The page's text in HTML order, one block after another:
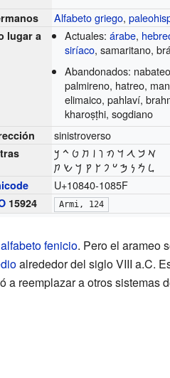
Alfabeto griego,
lugar a Actuales: árabe,
siríaco, samaritano,
Abandonados:
palmireno, hatreo,
elimaico, pahlaví,
kharoṣṭhi, sogdiano
sinistroverso
𐡀 𐡁 𐡂 𐡃 𐡄 𐡅 𐡆 𐡇 𐡈 𐡉 𐡊
𐡋 𐡌 𐡍 𐡎 𐡏 𐡐 𐡑 𐡒 𐡓 𐡔 𐡕
U+10840-1085F
15924 Armi, 124
alfabeto fenicio. Pero el arameo
alrededor del siglo VIII a.C.
a reemplazar a otros sistemas